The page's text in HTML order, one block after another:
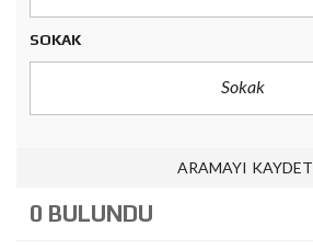
SOKAK
Sokak
ARAMAYI KAYDET
0 BULUNDU